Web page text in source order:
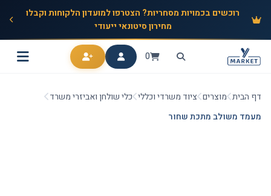
רוכשים בכמויות מסחריות? הצטרפו למועדון הלקוחות וקבלו
מחירון סיטונאי ייעודי
0
דף הבית מוצרים ציוד משרדי וכללי כלי שולחן ואביזרי משרד
מעמד משולב מתכת שחור